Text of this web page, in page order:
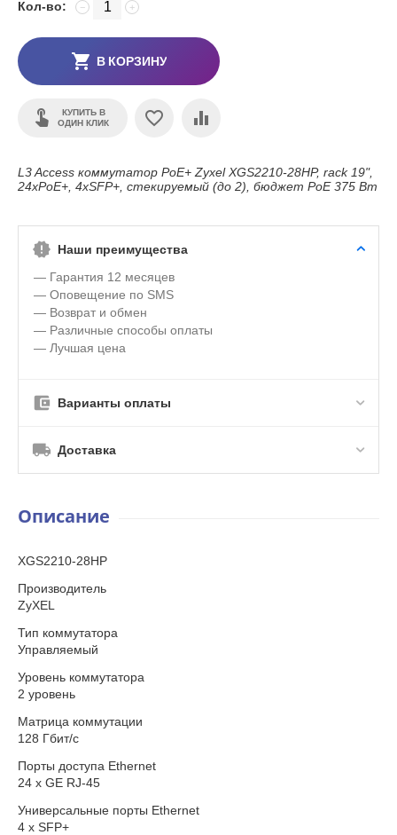
Кол-во: +
−
В КОРЗИНУ
КУПИТЬ В
ОДИН КЛИК
L3 Access коммутатор PoE+ Zyxel XGS2210-28HP, rack 19",
24xPoE+, 4xSFP+, стекируемый (до 2), бюджет PoE 375 Вт
Наши преимущества
— Гарантия 12 месяцев
— Оповещение по SMS
— Возврат и обмен
— Различные способы оплаты
— Лучшая цена
Варианты оплаты
Доставка
Описание
XGS2210-28HP
Производитель
ZyXEL
Тип коммутатора
Управляемый
Уровень коммутатора
2 уровень
Матрица коммутации
128 Гбит/с
Порты доступа Ethernet
24 x GE RJ-45
Универсальные порты Ethernet
4 x SFP+